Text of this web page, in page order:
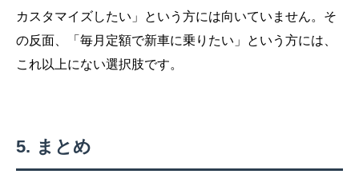
カスタマイズしたい」という方には向いていません。そ
の反面、「毎月定額で新車に乗りたい」という方には、
これ以上にない選択肢です。
まとめ